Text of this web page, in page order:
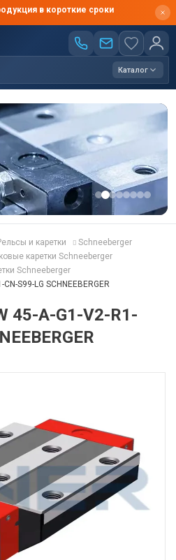
в короткие сроки
Каталог
и каретки
Schneeberger
каретки Schneeberger
Schneeberger
S99-LG SCHNEEBERGER
45-A-G1-V2-R1-